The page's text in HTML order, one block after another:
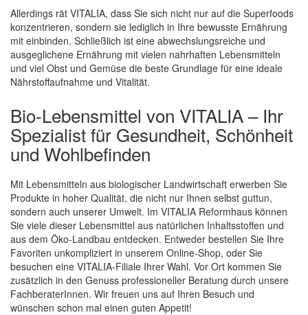
Allerdings rät VITALIA, dass Sie sich nicht nur auf die Superfoods
konzentrieren, sondern sie lediglich in Ihre bewusste Ernährung
mit einbinden. Schließlich ist eine abwechslungsreiche und
ausgeglichene Ernährung mit vielen nahrhaften Lebensmitteln
und viel Obst und Gemüse die beste Grundlage für eine ideale
Nährstoffaufnahme und Vitalität.
Bio-Lebensmittel von VITALIA – Ihr
Spezialist für Gesundheit, Schönheit
und Wohlbefinden
Mit Lebensmitteln aus biologischer Landwirtschaft erwerben Sie
Produkte in hoher Qualität, die nicht nur Ihnen selbst guttun,
sondern auch unserer Umwelt. Im VITALIA Reformhaus können
Sie viele dieser Lebensmittel aus natürlichen Inhaltsstoffen und
aus dem Öko-Landbau entdecken. Entweder bestellen Sie Ihre
Favoriten unkompliziert in unserem Online-Shop, oder Sie
besuchen eine VITALIA-Filiale Ihrer Wahl. Vor Ort kommen Sie
zusätzlich in den Genuss professioneller Beratung durch unsere
FachberaterInnen. Wir freuen uns auf Ihren Besuch und
wünschen schon mal einen guten Appetit!